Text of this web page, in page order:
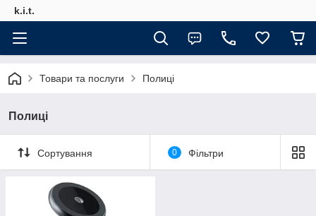
k.i.t.
Товари та послуги Полиці
Полиці
Сортування 0 Фільтри